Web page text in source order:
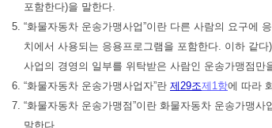
포함한다)을 말한다.
5. “화물자동차 운송가맹사업”이란 다른 사람의 요구에
치에서 사용되는 응용프로그램을 포함한다. 이하 같
사업의 경영의 일부를 위탁받은 사람인 운송가맹점
6. “화물자동차 운송가맹사업자”란 제29조제1항에 따라
7. “화물자동차 운송가맹점”이란 화물자동차 운송가맹
말한다.